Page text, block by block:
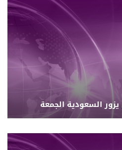
يزور السعودية الجمعة